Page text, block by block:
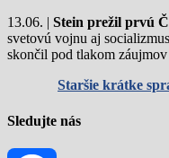
13.06. | Stein prežil prvú
svetovú vojnu aj
skončil pod tlakom
Staršie krátke
Sledujte nás